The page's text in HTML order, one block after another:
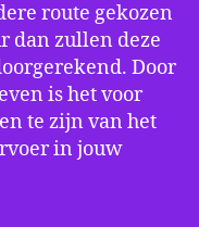
route gekozen
dan zullen deze
Door
is het voor
te zijn van het
in jouw